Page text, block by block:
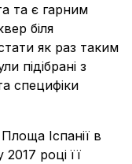
та є гарним
біля
як раз таким
підібрані з
специфіки
Іспанії в
2017 році її